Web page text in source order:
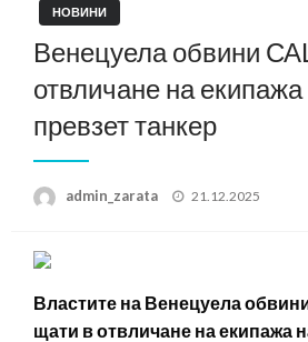
НОВИНИ
Венецуела обвини
отвличане на
превзет танкер
admin_zarata
Posted
21.12.2025
Властите на Венецуела
щати в отвличане на екипажа